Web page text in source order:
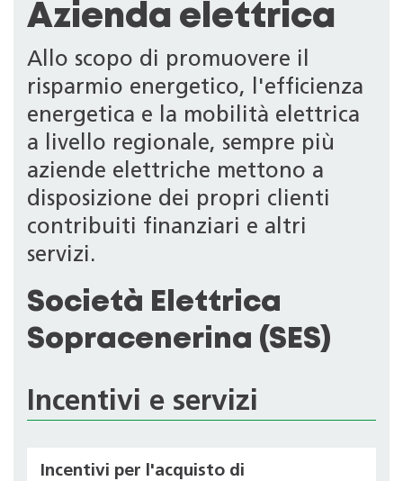
Azienda elettrica
Allo scopo di promuovere il
risparmio energetico, l'efficienza
energetica e la mobilità elettrica
a livello regionale, sempre più
aziende elettriche mettono a
disposizione dei propri clienti
contribuiti finanziari e altri
servizi.
Società Elettrica
Sopracenerina (SES)
Incentivi e servizi
Incentivi per l'acquisto di